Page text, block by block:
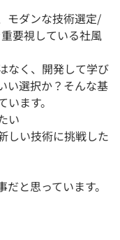
モダンな技術選定/
要視している社風
なく、開発して学び
い選択か？そんな基
ます。
い
しい技術に挑戦した
と思っています。